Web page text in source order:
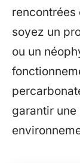
rencontrées
soyez un
ou un
garantir